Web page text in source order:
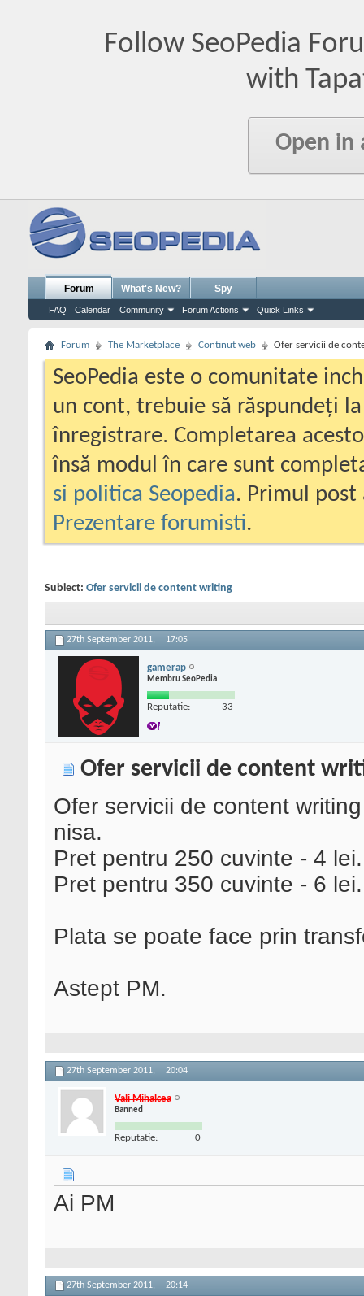
Follow SeoPedia
with
Open in
Forum
FAQ Calendar Community Forum Actions Quick Links
What's New? Spy
Forum The Marketplace Continut web Ofer servicii de
SeoPedia este o comunitate
un cont, trebuie să răspundeți
înregistrare. Completarea
însă modul în care sunt
si politica Seopedia. Primul
Prezentare forumisti.
Subiect: Ofer servicii de content writing
27th September 2011, 17:05
gamerap
Membru SeoPedia
Reputatie: 33
Ofer servicii de content
Ofer servicii de content
nisa.
Pret pentru 250 cuvinte - 4 lei.
Pret pentru 350 cuvinte - 6 lei.
Plata se poate face prin
Astept PM.
27th September 2011, 20:04
Vali Mihalcea
Banned
Reputatie: 0
Ai PM
27th September 2011, 20:14